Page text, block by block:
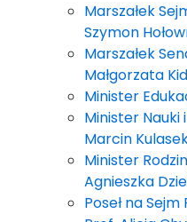
Marszałek
Szymon
Marszałek
Małgorzata
Minister
Minister Nauki
Marcin
Minister
Agnieszka
Poseł na